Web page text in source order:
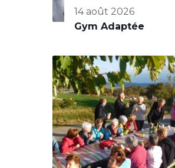
14 août 2026
Gym Adaptée